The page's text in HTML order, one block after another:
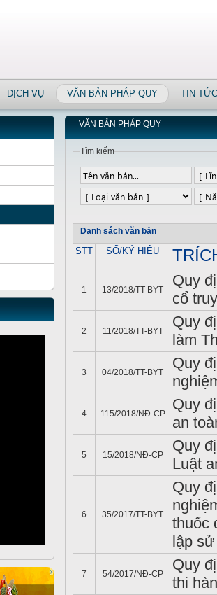
DỊCH VỤ VĂN BẢN PHÁP QUY TIN TỨC
VĂN BẢN PHÁP QUY
Tìm kiếm
Danh sách văn bản
STT SỐ/KÝ HIỆU
1 13/2018/TT-BYT
Quy
cổ
2 11/2018/TT-BYT
Quy
làm
3 04/2018/TT-BYT
Quy
4 115/2018/NĐ-CP
Quy
an
5 15/2018/NĐ-CP
Quy
Luật
6 35/2017/TT-BYT
Quy
thuốc
lập
7 54/2017/NĐ-CP
Quy
thi